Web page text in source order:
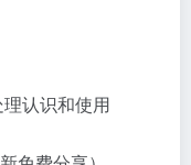
认识和使用